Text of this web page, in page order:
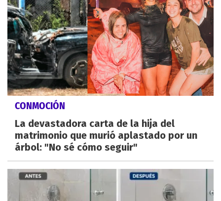
CONMOCIÓN
La devastadora carta de la hija del
matrimonio que murió aplastado por un
árbol: "No sé cómo seguir"